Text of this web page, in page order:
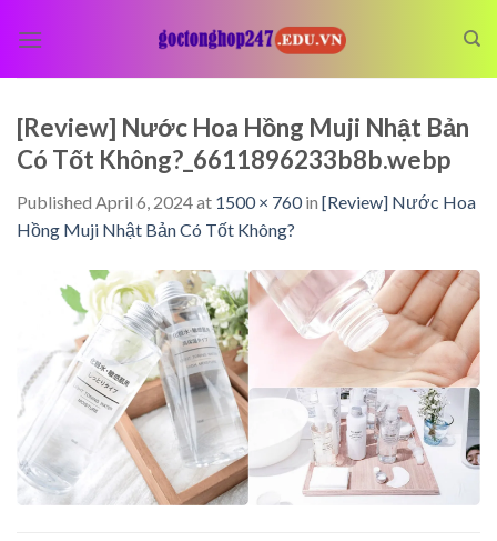
[Review] Nước Hoa Hồng Muji Nhật Bản
Có Tốt Không?_6611896233b8b.webp
Published April 6, 2024at 1500 × 760in [Review] Nước Hoa
Hồng Muji Nhật Bản Có Tốt Không?